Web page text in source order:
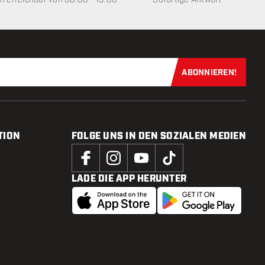
Jetzt für
ABONNIEREN!
FOLGE UNS IN DEN SOZIALEN MEDIEN
LADE DIE APP HERUNTER